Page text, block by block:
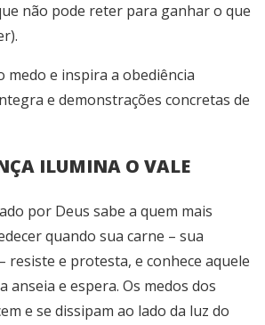
não pode reter para ganhar o que
medo e inspira a obediência
e demonstrações concretas de
ILUMINA O VALE
por Deus sabe a quem mais
quando sua carne – sua
resiste e protesta, e conhece aquele
anseia e espera. Os medos dos
e se dissipam ao lado da luz do